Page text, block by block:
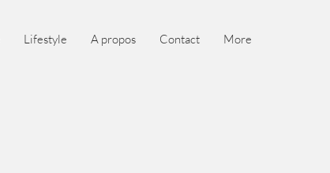
Lifestyle A propos Contact More